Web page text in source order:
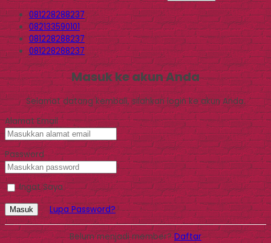
081228288237
082133590101
081228288237
081228288237
Masuk ke akun Anda
Selamat datang kembali, silahkan login ke akun Anda.
Alamat Email
Password
Ingat Saya
Masuk Lupa Password?
Belum menjadi member?Daftar